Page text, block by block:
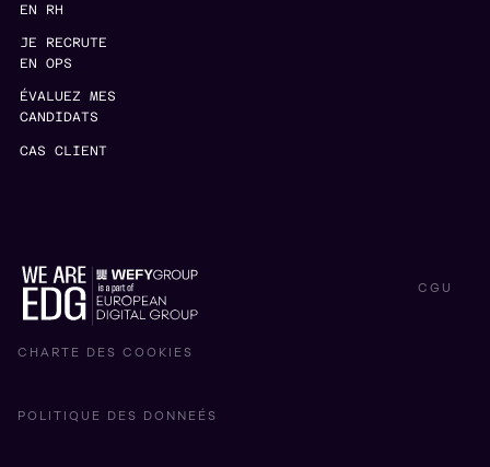
EN RH
JE RECRUTE
EN OPS
ÉVALUEZ MES
CANDIDATS
CAS CLIENT
CHARTE DES COOKIES
POLITIQUE DES DONNEÉS
CGU